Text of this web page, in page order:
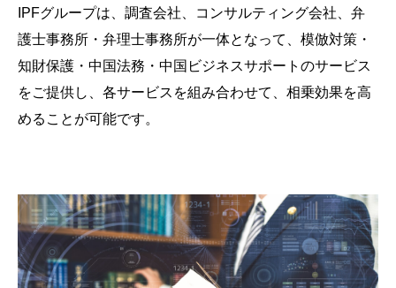
IPFグループは、調査会社、コンサルティング会社、弁
護士事務所・弁理士事務所が一体となって、模倣対策・
知財保護・中国法務・中国ビジネスサポートのサービス
をご提供し、各サービスを組み合わせて、相乗効果を高
めることが可能です。